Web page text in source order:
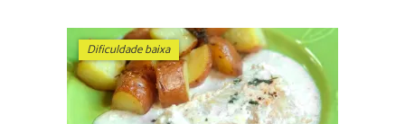
Dificuldade baixa